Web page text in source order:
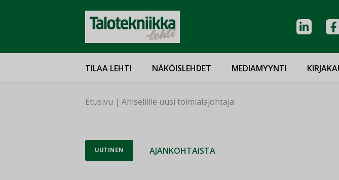
TILAA LEHTI NÄKÖISLEHDET MEDIAMYYNTI
Etusivu | Ahlsellille uusi toimialajohtaja
UUTINEN AJANKOHTAISTA